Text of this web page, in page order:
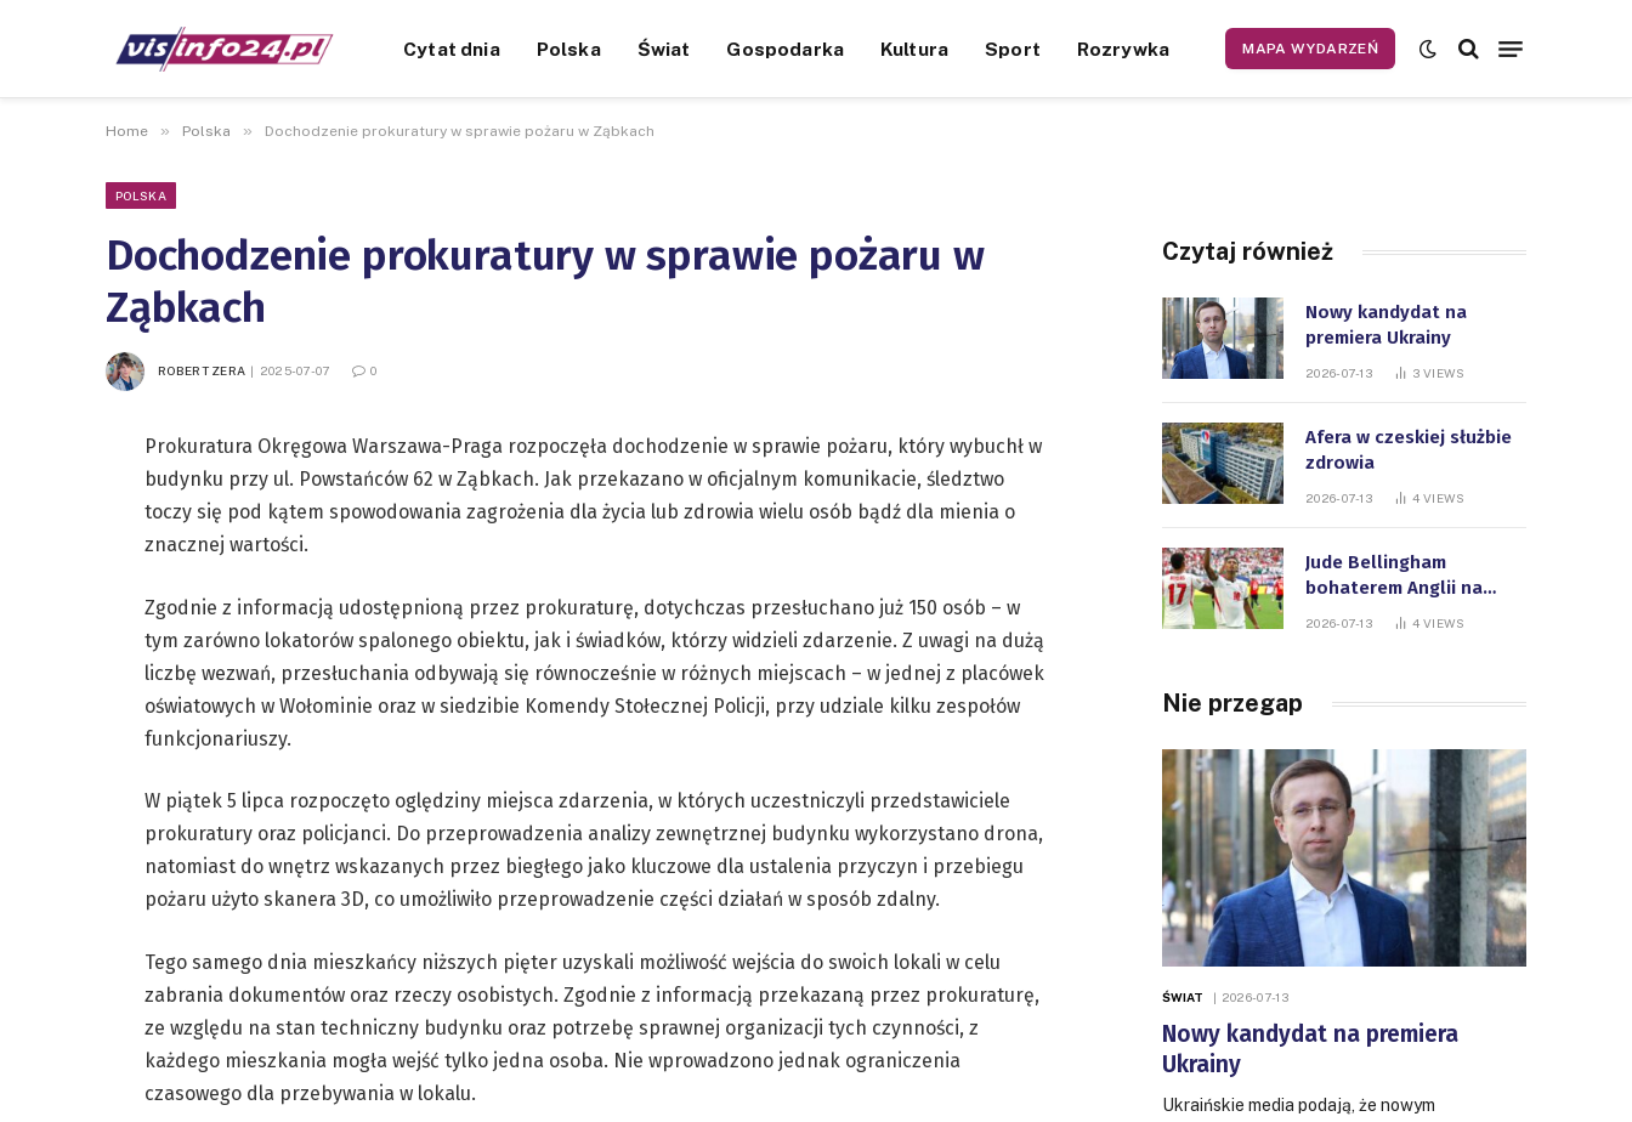
Cytat dnia Polska Świat Gospodarka Kultura Sport Rozrywka MAPA WYDARZEŃ
Home » Polska » Dochodzenie prokuratury w sprawie pożaru w Ząbkach
POLSKA
Dochodzenie prokuratury w sprawie pożaru w
Ząbkach
ROBERT ZERA 2025-07-07 0
Prokuratura Okręgowa Warszawa-Praga rozpoczęła dochodzenie w sprawie pożaru, który wybuchł w
budynku przy ul. Powstańców 62 w Ząbkach. Jak przekazano w oficjalnym komunikacie, śledztwo
toczy się pod kątem spowodowania zagrożenia dla życia lub zdrowia wielu osób bądź dla mienia o
znacznej wartości.
Zgodnie z informacją udostępnioną przez prokuraturę, dotychczas przesłuchano już 150 osób – w
tym zarówno lokatorów spalonego obiektu, jak i świadków, którzy widzieli zdarzenie. Z uwagi na dużą
liczbę wezwań, przesłuchania odbywają się równocześnie w różnych miejscach – w jednej z placówek
oświatowych w Wołominie oraz w siedzibie Komendy Stołecznej Policji, przy udziale kilku zespołów
funkcjonariuszy.
W piątek 5 lipca rozpoczęto oględziny miejsca zdarzenia, w których uczestniczyli przedstawiciele
prokuratury oraz policjanci. Do przeprowadzenia analizy zewnętrznej budynku wykorzystano drona,
natomiast do wnętrz wskazanych przez biegłego jako kluczowe dla ustalenia przyczyn i przebiegu
pożaru użyto skanera 3D, co umożliwiło przeprowadzenie części działań w sposób zdalny.
Tego samego dnia mieszkańcy niższych pięter uzyskali możliwość wejścia do swoich lokali w celu
zabrania dokumentów oraz rzeczy osobistych. Zgodnie z informacją przekazaną przez prokuraturę,
ze względu na stan techniczny budynku oraz potrzebę sprawnej organizacji tych czynności, z
każdego mieszkania mogła wejść tylko jedna osoba. Nie wprowadzono jednak ograniczenia
czasowego dla przebywania w lokalu.
Czytaj również
Nowy kandydat na
premiera Ukrainy
2026-07-13 3 VIEWS
Afera w czeskiej służbie
zdrowia
2026-07-13 4 VIEWS
Jude Bellingham
bohaterem Anglii na
Mistrzostwach Świata
2026-07-13 4 VIEWS
Nie przegap
ŚWIAT 2026-07-13
Nowy kandydat na premiera
Ukrainy
Ukraińskie media podają, że nowym